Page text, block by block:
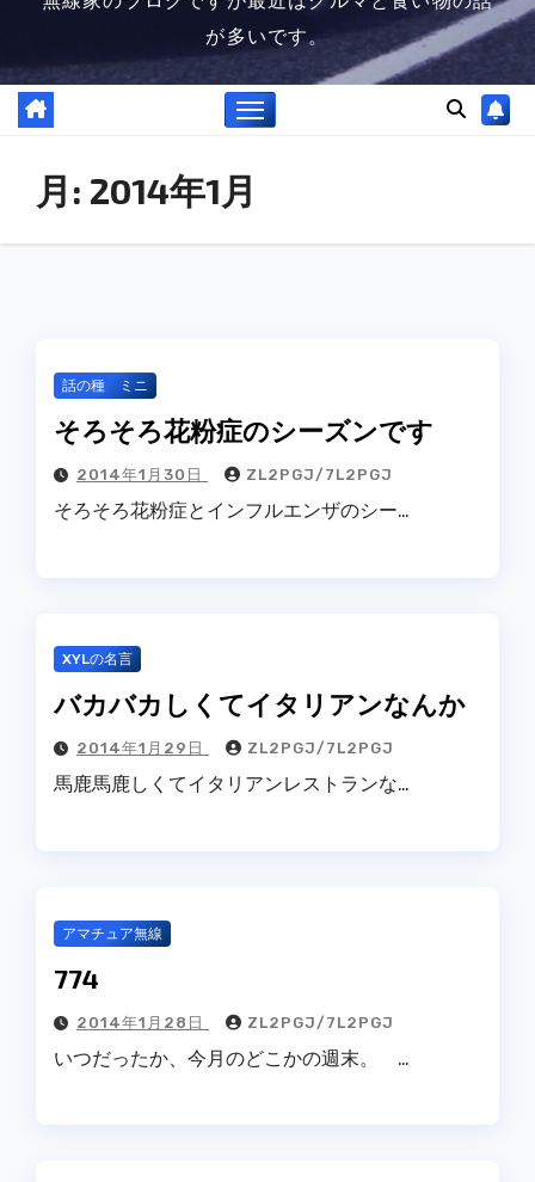
が多いです。
月: 2014年1月
話の種 ミニ
そろそろ花粉症のシーズンです
2014年1月30日 ZL2PGJ/7L2PGJ
そろそろ花粉症とインフルエンザのシー…
XYLの名言
バカバカしくてイタリアンなんか
2014年1月29日 ZL2PGJ/7L2PGJ
馬鹿馬鹿しくてイタリアンレストランな…
アマチュア無線
774
2014年1月28日 ZL2PGJ/7L2PGJ
いつだったか、今月のどこかの週末。 …